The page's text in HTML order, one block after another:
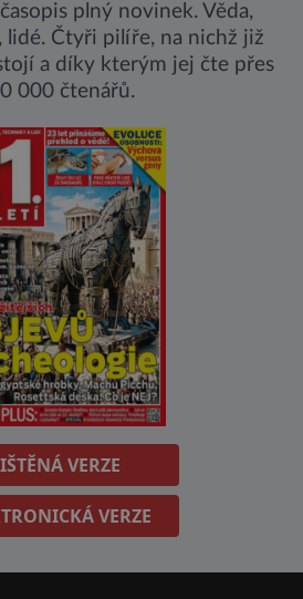
plný novinek. Věda,
lidé. Čtyři pilíře, na nichž již
a díky kterým jej čte přes
000 čtenářů.
VERZE
VERZE